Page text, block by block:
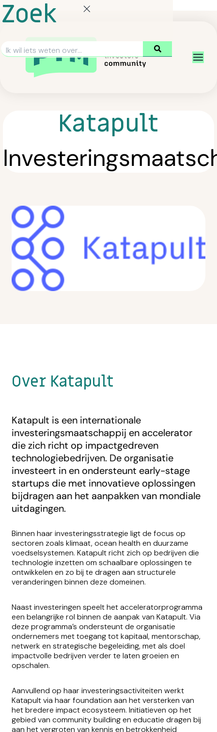
Zoek
Katapult
Over Katapult
Katapult is een internationale
investeringsmaatschappij en accelerator
die zich richt op impactgedreven
technologiebedrijven. De organisatie
investeert in en ondersteunt early-stage
startups die met innovatieve oplossingen
bijdragen aan het aanpakken van mondiale
uitdagingen.
Binnen haar investeringsstrategie ligt de focus op
sectoren zoals klimaat, ocean health en duurzame
voedselsystemen. Katapult richt zich op bedrijven die
technologie inzetten om schaalbare oplossingen te
ontwikkelen en zo bij te dragen aan structurele
veranderingen binnen deze domeinen.
Naast investeringen speelt het acceleratorprogramma
een belangrijke rol binnen de aanpak van Katapult. Via
deze programma’s ondersteunt de organisatie
ondernemers met toegang tot kapitaal, mentorschap,
netwerk en strategische begeleiding, met als doel
impactvolle bedrijven verder te laten groeien en
opschalen.
Aanvullend op haar investeringsactiviteiten werkt
Katapult via haar foundation aan het versterken van
het bredere impact ecosysteem. Initiatieven op het
gebied van community building en educatie dragen bij
aan het vergroten van kennis en betrokkenheid